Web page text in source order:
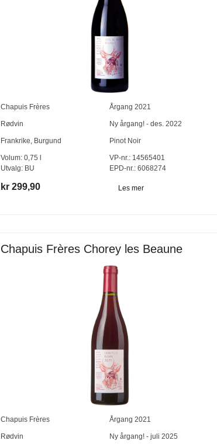
Chapuis Frères Årgang2021
Rødvin Ny årgang! - des. 2022
Frankrike, Burgund Pinot Noir
Volum:0,75
Utvalg: BU
VP-nr.: 14565401
EPD-nr.: 6068274
kr 299,90 Les mer
Chapuis Frères Chorey les Beaune
Chapuis Frères Årgang2021
Rødvin Ny årgang! - juli 2025